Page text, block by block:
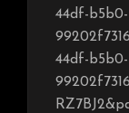
44df-b5b0-
44df-b5b0-